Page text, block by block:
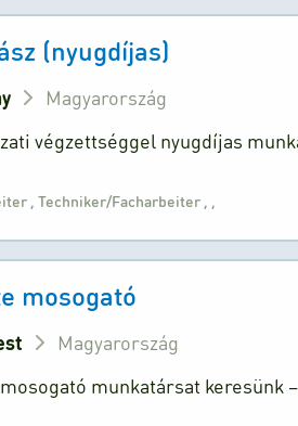
(nyugdíjas)
Magyarország
végzettséggel nyugdíjas
,Techniker/Facharbeiter
mosogató
Magyarország
munkatársat keresünk